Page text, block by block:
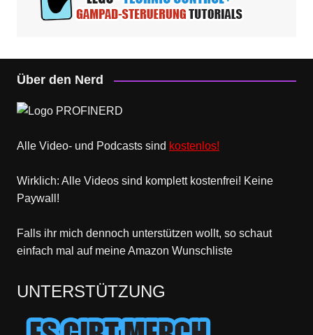
Über den Nerd
Alle Video- und Podcasts sind kostenlos!
Wirklich: Alle Videos sind komplett kostenfrei! Keine
Paywall!
Falls ihr mich dennoch unterstützen wollt, so schaut
einfach mal auf meine Amazon Wunschliste
UNTERSTÜTZUNG